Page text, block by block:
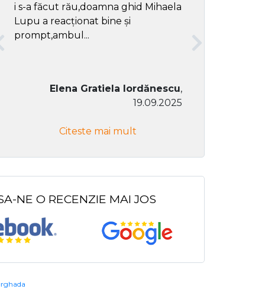
i s-a făcut rău,doamna ghid Mihaela
Lupu a reacționat bine și
prompt,ambul...
Elena Gratiela Iordănescu,
19.09.2025
Citeste mai mult
NE O RECENZIE MAI JOS